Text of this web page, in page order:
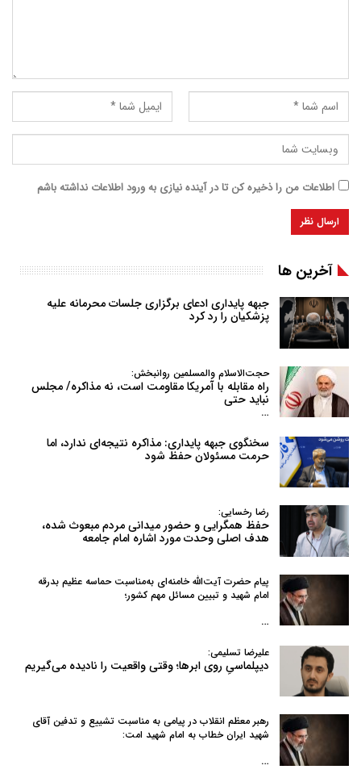
اطلاعات من را ذخیره کن تا در آینده نیازی به ورود اطلاعات نداشته باشم
آخرین ها
جبهه پایداری ادعای برگزاری جلسات محرمانه علیه
پزشکیان را رد کرد
حجت‌الاسلام والمسلمین روانبخش:
راه مقابله با آمریکا مقاومت است، نه مذاکره/ مجلس
نباید حتی
…
سخنگوی جبهه پایداری: مذاکره نتیجه‌ای ندارد، اما
حرمت مسئولان حفظ شود
رضا رخسایی:
حفظ همگرایی و حضور میدانی مردم مبعوث شده،
هدف اصلی وحدت مورد اشاره امام جامعه
پیام حضرت آیت‌الله خامنه‌ای به‌مناسبت حماسه عظیم بدرقه
امام شهید و تبیین مسائل مهم کشور؛
…
علیرضا تسلیمی:
دیپلماسیِ روی ابرها؛ وقتی واقعیت را نادیده می‌گیریم
رهبر معظم انقلاب در پیامی به‌ مناسبت تشییع و تدفین آقای
شهید ایران خطاب به امام شهید امت:
…